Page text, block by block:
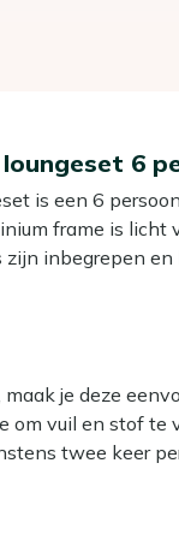
6
is een 6
frame is
inbegrepen
hele gezin of
en roest niet,
je deze
vuil en stof te
twee keer